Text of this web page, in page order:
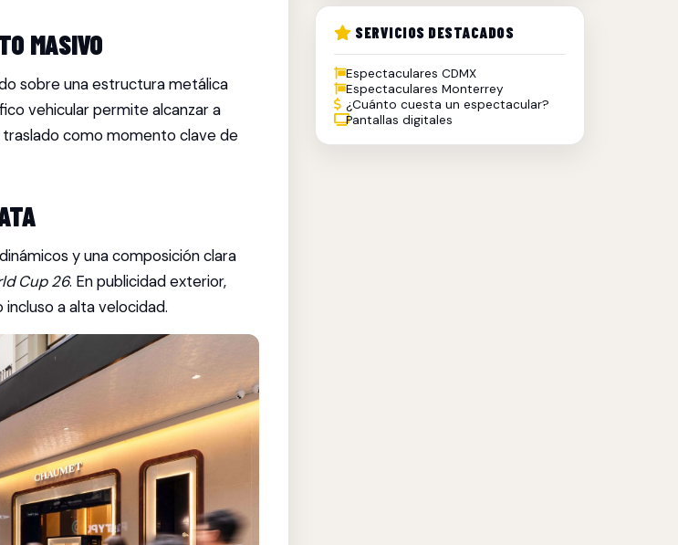
MASIVO
sobre una estructura metálica
vehicular permite alcanzar a
como momento clave de
y una composición clara
Cup 26. En publicidad exterior,
a alta velocidad.
SERVICIOS DESTACADOS
Espectaculares CDMX
Espectaculares Monterrey
¿Cuánto cuesta un espectacular?
Pantallas digitales